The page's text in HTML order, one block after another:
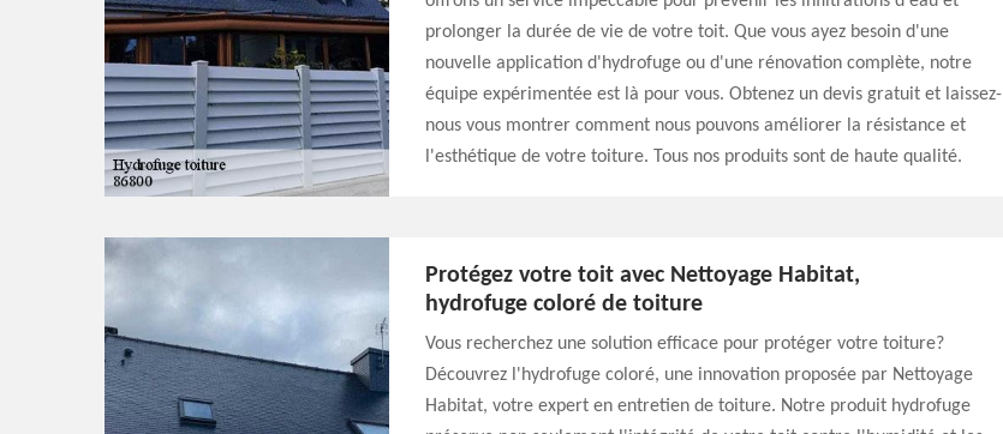
prolonger la durée de vie de votre toit. Que vous ayez besoin d'une
nouvelle application d'hydrofuge ou d'une rénovation complète, notre
équipe expérimentée est là pour vous. Obtenez un devis gratuit et laissez-
nous vous montrer comment nous pouvons améliorer la résistance et
l'esthétique de votre toiture. Tous nos produits sont de haute qualité.
Protégez votre toit avec Nettoyage Habitat,
hydrofuge coloré de toiture
Vous recherchez une solution efficace pour protéger votre toiture?
Découvrez l'hydrofuge coloré, une innovation proposée par Nettoyage
Habitat, votre expert en entretien de toiture. Notre produit hydrofuge